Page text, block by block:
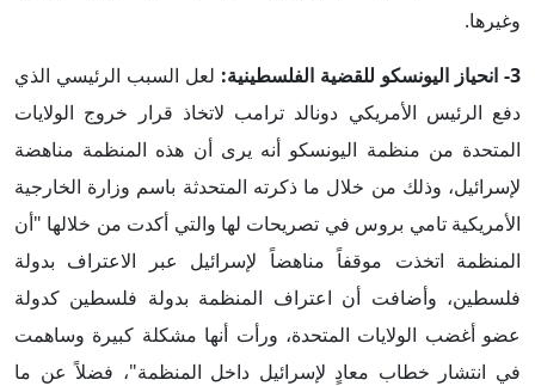
وغيرها.
3- انحياز اليونسكو للقضية الفلسطينية:
لعل السبب الرئيسي الذي
دفع الرئيس الأمريكي دونالد ترامب لاتخاذ قرار خروج الولايات
المتحدة من منظمة اليونسكو أنه يرى أن هذه المنظمة مناهضة
لإسرائيل، وذلك من خلال ما ذكرته المتحدثة باسم وزارة الخارجية
الأمريكية تامي بروس في تصريحات لها والتي أكدت من خلالها "أن
المنظمة اتخذت موقفاً مناهضاً لإسرائيل عبر الاعتراف بدولة
فلسطين، وأضافت أن اعتراف المنظمة بدولة فلسطين كدولة
عضو أغضب الولايات المتحدة، ورأت أنها مشكلة كبيرة وساهمت
في انتشار خطاب معادٍ لإسرائيل داخل المنظمة"، فضلاً عن ما